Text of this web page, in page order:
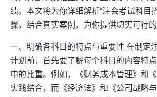
绩。本文将为你详细解析“注会考试科目
骤，结合真实案例，为你提供切实可行的
一、明确各科目的特点与重要性 在制定
计划前，首先要了解每个科目的内容特
中的比重。例如，《财务成本管理》和
实践结合，而《经济法》和《公司战略